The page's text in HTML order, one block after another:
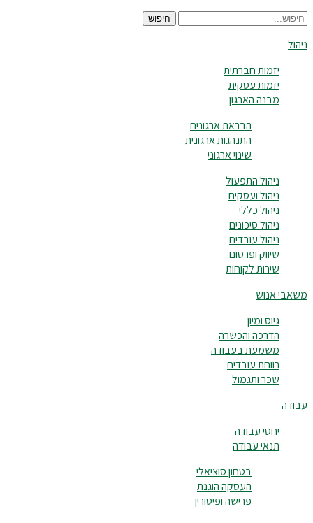
חיפוש
ניהול
יזמות חברתית
יזמות עסקית
מבנה הארגון
הבראת ארגונים
התנהגות ארגונית
שינוי ארגוני
ניהול התפעול
ניהול ועסקים
ניהול כללי
ניהול סיכונים
ניהול עובדים
שיווק ופרסום
שירות לקוחות
משאבי אנוש
גיוס ומיון
הדרכה והכשרה
משמעת בעבודה
רווחת עובדים
שכר ותגמול
עבודה
יחסי עבודה
תנאי עבודה
בטחון סוציאלי
העסקה הוגנת
פרישה ופיטורין